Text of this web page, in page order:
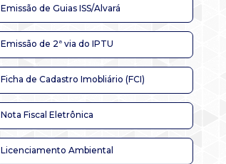
Emissão de Guias ISS/Alvará
Emissão de 2ª via do IPTU
Ficha de Cadastro Imobliário (FCI)
Nota Fiscal Eletrônica
Licenciamento Ambiental